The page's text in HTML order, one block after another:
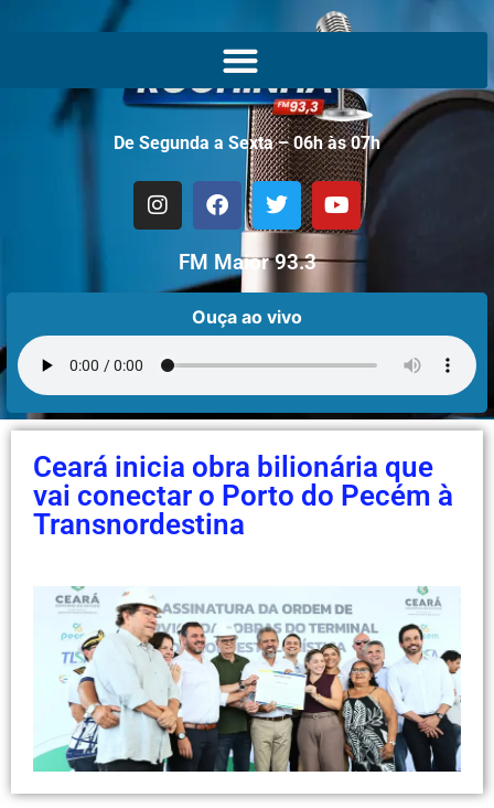
De Segunda a Sexta – 06h às 07h
FM Maior 93.3
Ouça ao vivo
Ceará inicia obra bilionária que
vai conectar o Porto do Pecém à
Transnordestina